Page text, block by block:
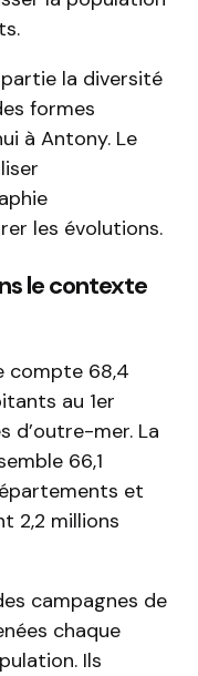
la diversité
formes
à Antony. Le
les évolutions.
le contexte
compte 68,4
au 1er
d’outre-mer. La
66,1
et
2,2 millions
campagnes de
chaque
Ils